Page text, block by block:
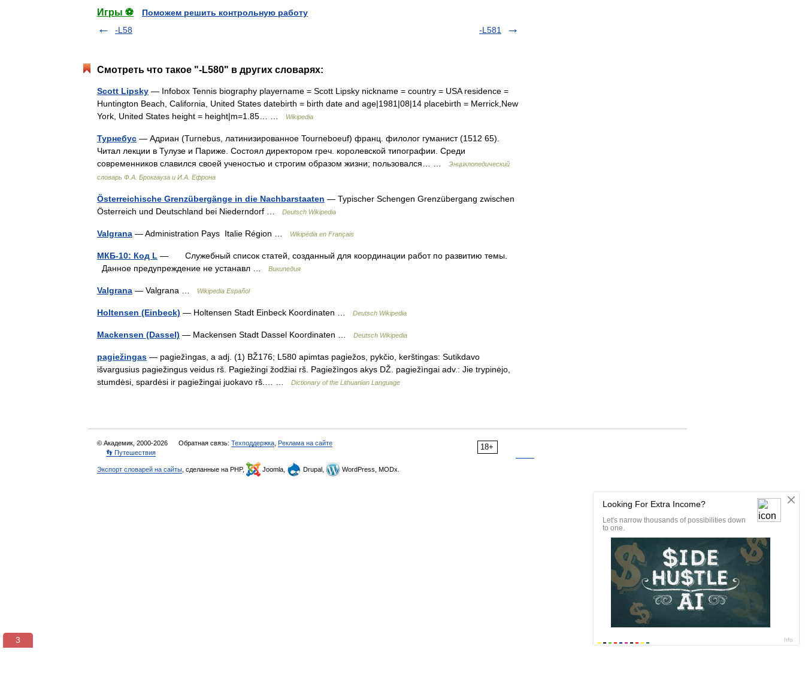
Игры ⚽
Поможем решить контрольную работу
-L58
-L581
Смотреть что такое "-L580" в других словарях:
Scott Lipsky — Infobox Tennis biography playername = Scott Lipsky nickname = country = USA residence =
Huntington Beach, California, United States datebirth = birth date and age|1981|08|14 placebirth = Merrick,New
York, United States height = height|m=1.85… …
Wikipedia
Турнебус — Адриан (Turnebus, латинизированное Tourneboeuf) франц. филолог гуманист (1512 65).
Читал лекции в Тулузе и Париже. Состоял директором греч. королевской типографии. Среди
современников славился своей ученостью и строгим образом жизни; пользовался… …
Энциклопедический
словарь Ф.А. Брокгауза и И.А. Ефрона
Österreichische Grenzübergänge in die Nachbarstaaten — Typischer Schengen Grenzübergang zwischen
Österreich und Deutschland bei Niederndorf …
Deutsch Wikipedia
Valgrana — Administration Pays Italie Région … Wikipédia en Français
МКБ-10: Код L — Служебный список статей, созданный для координации работ по развитию темы.
Данное предупреждение не устанавл …
Википедия
Valgrana — Valgrana … Wikipedia Español
Holtensen (Einbeck) — Holtensen Stadt Einbeck Koordinaten … Deutsch Wikipedia
Mackensen (Dassel) — Mackensen Stadt Dassel Koordinaten … Deutsch Wikipedia
pagiežingas — pagiežìngas, a adj. (1) BŽ176; L580 apimtas pagiežos, pykčio, kerštingas: Sutikdavo
išvargusius pagiežingus veidus rš. Pagiežingi žodžiai rš. Pagiežìngos akys DŽ. pagiežìngai adv.: Jie trypinėjo,
stumdėsi, spardėsi ir pagiežingai juokavo rš.… …
Dictionary of the Lithuanian Language
18+
© Академик, 2000-2026 Обратная связь: Техподдержка Реклама на сайте
👣 Путешествия
Экспорт словарей на сайты , сделанные на PHP, Joomla, Drupal, WordPress, MODx.
3